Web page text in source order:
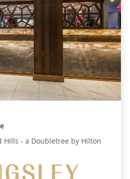
Hills - a Doubletree by Hilton